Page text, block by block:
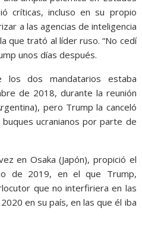
críticas, incluso en su propio
a las agencias de inteligencia
que trató al líder ruso. “No cedí
unos días después.
los dos mandatarios estaba
de 2018, durante la reunión
pero Trump la canceló
ucranianos por parte de
en Osaka (Japón), propició el
de 2019, en el que Trump,
que no interfiriera en las
en su país, en las que él iba